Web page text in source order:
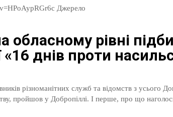
https://www.youtube.com/watch?v=HPoAypRGr6c Джерело
обласному рівні
«16 днів проти
різноманітних служб та відомств з усього
пройшов у Добропіллі. І перше, про що